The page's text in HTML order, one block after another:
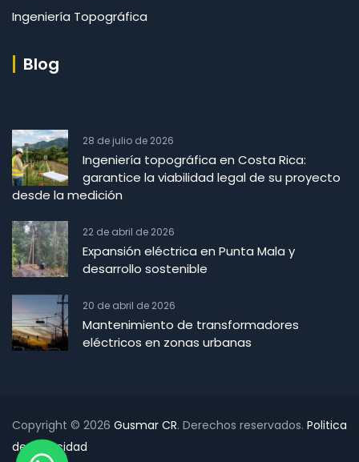
Ingeniería Topográfica
Blog
28 de julio de 2026
Ingeniería topográfica en Costa Rica:
garantice la viabilidad legal de su proyecto
desde la medición
22 de abril de 2026
Expansión eléctrica en Punta Mala y
desarrollo sostenible
20 de abril de 2026
Mantenimiento de transformadores
eléctricos en zonas urbanas
Copyright © 2026 Gusmar CR. Derechos reservados. Politica
de Privacidad